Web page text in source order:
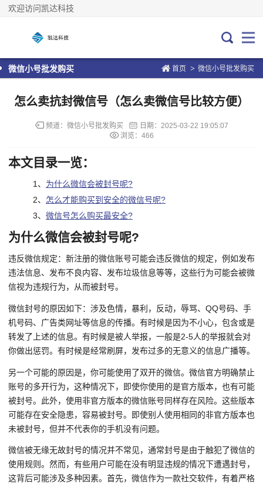
欢迎访问凯达科技
首页 > 微信小号批发购买
微信小号批发购买
怎么卖抗封微信号（怎么卖微信号比较方便）
频道： 微信小号批发购买 日期： 2025-03-22 19:05:07
浏览：466
本文目录一览：
1、 为什么微信会被封号呢?
2、 怎么才能购买到安全的微信号呢?
3、 微信号怎么购买最安全?
为什么微信会被封号呢?
违反微信规定：新注册的微信账号可能会违反微信的规定，例如发布
违法信息、发布不良内容、发布垃圾信息等等，这些行为可能会被微
信视为违规行为，从而被封号。
微信封号的原因如下：涉及色情，暴利，反动，辱骂、QQ号码、手
机号码、广告类网址等信息的传播。有时候是因为不小心，包含或是
转发了上述的信息。有时候是被人举报，一般是2-5人的举报就会对
你做出惩罚。有时候是经常刷屏，发布过多的无意义的信息广播等。
另一个可能的原因是，你可能使用了双开的微信。微信官方明确禁止
账号的多开行为，这种情况下，即使你使用的是官方版本，也有可能
被封号。此外，使用非官方版本的微信账号同样存在风险。这些版本
可能存在安全隐患，容易被封号。即使别人使用相同的非官方版本也
未被封号，但并不代表你的手机没有问题。
微信被无缘无故封号的情况并不常见，通常封号是由于触犯了微信的
使用规则。然而，有些用户可能在没有明显违规的情况下遭遇封号，
这背后可能涉及多种因素。首先，微信作为一款社交软件，有着严格